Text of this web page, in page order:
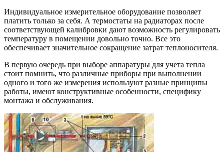
Индивидуальное измерительное оборудование позволяет
платить только за себя. А термостаты на радиаторах после
соответствующей калибровки дают возможность регулировать
температуру в помещении довольно точно. Все это
обеспечивает значительное сокращение затрат теплоносителя.
В первую очередь при выборе аппаратуры для учета тепла
стоит помнить, что различные приборы при выполнении
одного и того же измерения используют разные принципы
работы, имеют конструктивные особенности, специфику
монтажа и обслуживания.